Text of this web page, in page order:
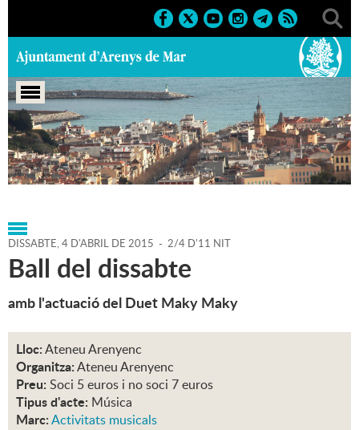
Portada > Agenda > 04-04-
2015 > Marcs > Culturals > 2015 > Activitats musicals
DISSABTE,4 D'ABRIL DE 2015 - 2/4 D'11 NIT
Ball del dissabte
amb l'actuació del Duet Maky Maky
Lloc:Ateneu Arenyenc
Organitza:Ateneu Arenyenc
Preu: Soci 5 euros i no soci 7 euros
Tipus d'acte: Música
Marc:Activitats musicals